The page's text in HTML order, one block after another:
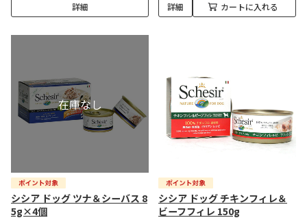
詳細 詳細 カートに入れる
シシア ドッグ ツナ＆シーバス 8
5g×4個
シシア ドッグ チキンフィレ＆
ビーフフィレ 150g